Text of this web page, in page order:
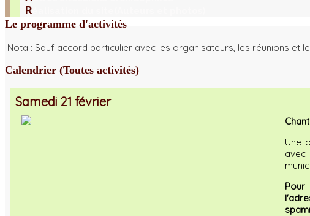
R
Le programme d'activités
Nota : Sauf accord particulier avec les organisateurs, les réunions et
Calendrier (Toutes activités)
Samedi 21 février
Une
avec